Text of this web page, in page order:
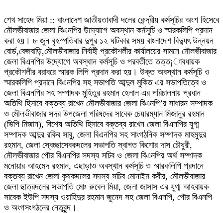
শেখ সাহেদ মিয়া :: বাংলাদেশ জাতীয়তাবাদী দলের কেন্দ্রীয় কর্মসূচির অংশ হিসেবে
মৌলভীবাজার জেলা বিএনপির উদ্যোগে অবস্থান কর্মসূচি ও স্মারকলিপি প্রদান
করা হয়। ৮ জুন বৃহস্পতিবার দুপুর ১২ ঘটিকার সময় বাংলাদেশ বিদ্যুৎ উন্নয়ন
বোর্ড,বেজবাড়ি,মৌলভীবাজার নির্বাহী প্রকৌশলীর কার্যালয়ের সামনে মৌলভীবাজার
জেলা বিএনপির উদ্যোগে অবস্থান কর্মসূচি ও পরবর্তীতে তত্ত¡াবধায়ক
প্রকৌশলীর বরাবরে স্মারক লিপি প্রদান করা হয়। উক্ত অবস্থান কর্মসূচি ও
স্মারকলিপি প্রদানে বিএনপির সহ সভাপতি আব্দুল মুকিত এর সভাপতিত্বে ও
জেলা বিএনপির সহ সম্পাদক মুহিতুর রহমান হেলাল এর পরিচালনায় প্রধান
অতিথি হিসাবে বক্তব্য রাখেন মৌলভীবাজার জেলা বিএনপি’র সাধারন সম্পাদক
ও মৌলভীবাজার সদর উপজেলা পরিষদের সাবেক চেয়ারম্যান মিজানুর রহমান
(ভিপি মিজান), বিশেষ অতিথি হিসাবে বক্তব্য রাখেন জেলা বিএনপির যুগ্ম
সম্পাদক আব্দুর রকিব সাবু, জেলা বিএনপির সহ সাংগঠনিক সম্পাদক মাহমুদুর
রহমান, জেলা স্বেচ্ছাসেবকদলের সভাপতি স্বাগত কিশোর দাস চৌধুরী,
মৌলভীবাজার পৌর বিএনপির সদস্য সচিব ও জেলা বিএনপির অর্থ সম্পাদক
মনোয়ার আহমেদ রহমান, এছাড়াও অবস্থান কর্মসূচি ও স্মারকলিপি প্রদানে
বক্তব্য রাখেন জেলা কৃষকদলের সদস্য সচিব মোনাইম কবীর, মৌলভীবাজার
জেলা ছাত্রদলের সভাপতি মোঃ রুবেল মিয়া, জেলা জাসাস এর যুগ্ম আহবায়ক
সাবেক ইউপি সদস্য ওয়াহিদুর রহমান জুনেদ সহ জেলা বিএনপি, পৌর বিএনপি
ও অংগসংগঠনের নেতৃবৃন্দ।